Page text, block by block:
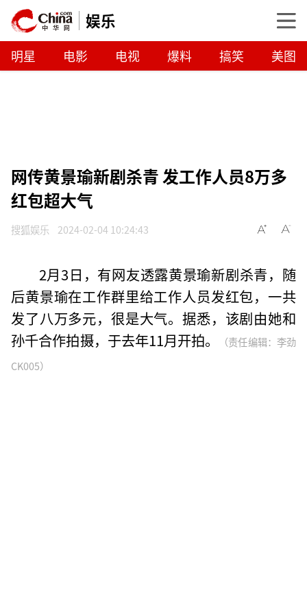
娱乐
明星 电影 电视 爆料 搞笑 美图
网传黄景瑜新剧杀青 发工作人员8万多
红包超大气
搜狐娱乐 2024-02-04 10:24:43
2月3日，有网友透露黄景瑜新剧杀青，随
后黄景瑜在工作群里给工作人员发红包，一共
发了八万多元，很是大气。据悉，该剧由她和
孙千合作拍摄，于去年11月开拍。
（责任编辑：李劲
CK005）